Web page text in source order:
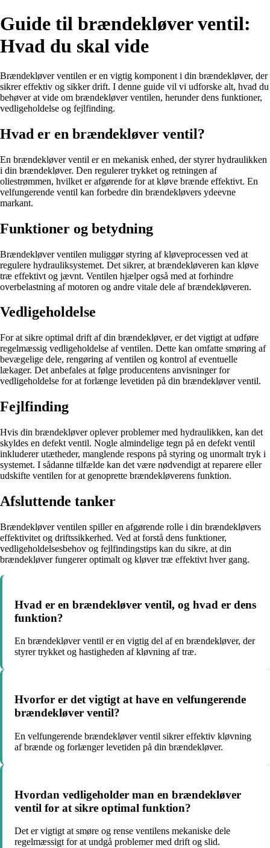
Guide til brændekløver ventil:
Hvad du skal vide
Brændekløver ventilen er en vigtig komponent i din brændekløver, der
sikrer effektiv og sikker drift. I denne guide vil vi udforske alt, hvad du
behøver at vide om brændekløver ventilen, herunder dens funktioner,
vedligeholdelse og fejlfinding.
Hvad er en brændekløver ventil?
En brændekløver ventil er en mekanisk enhed, der styrer hydraulikken
i din brændekløver. Den regulerer trykket og retningen af
oliestrømmen, hvilket er afgørende for at kløve brænde effektivt. En
velfungerende ventil kan forbedre din brændekløvers ydeevne
markant.
Funktioner og betydning
Brændekløver ventilen muliggør styring af kløveprocessen ved at
regulere hydrauliksystemet. Det sikrer, at brændekløveren kan kløve
træ effektivt og jævnt. Ventilen hjælper også med at forhindre
overbelastning af motoren og andre vitale dele af brændekløveren.
Vedligeholdelse
For at sikre optimal drift af din brændekløver, er det vigtigt at udføre
regelmæssig vedligeholdelse af ventilen. Dette kan omfatte smøring af
bevægelige dele, rengøring af ventilen og kontrol af eventuelle
lækager. Det anbefales at følge producentens anvisninger for
vedligeholdelse for at forlænge levetiden på din brændekløver ventil.
Fejlfinding
Hvis din brændekløver oplever problemer med hydraulikken, kan det
skyldes en defekt ventil. Nogle almindelige tegn på en defekt ventil
inkluderer utætheder, manglende respons på styring og unormalt tryk i
systemet. I sådanne tilfælde kan det være nødvendigt at reparere eller
udskifte ventilen for at genoprette brændekløverens funktion.
Afsluttende tanker
Brændekløver ventilen spiller en afgørende rolle i din brændekløvers
effektivitet og driftssikkerhed. Ved at forstå dens funktioner,
vedligeholdelsesbehov og fejlfindingstips kan du sikre, at din
brændekløver fungerer optimalt og kløver træ effektivt hver gang.
Hvad er en brændekløver ventil, og hvad er dens
funktion?
En brændekløver ventil er en vigtig del af en brændekløver, der
styrer trykket og hastigheden af kløvning af træ.
Hvorfor er det vigtigt at have en velfungerende
brændekløver ventil?
En velfungerende brændekløver ventil sikrer effektiv kløvning
af brænde og forlænger levetiden på din brændekløver.
Hvordan vedligeholder man en brændekløver
ventil for at sikre optimal funktion?
Det er vigtigt at smøre og rense ventilens mekaniske dele
regelmæssigt for at undgå problemer med drift og slid.